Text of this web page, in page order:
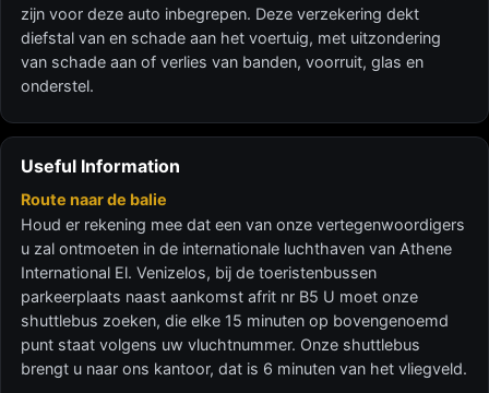
zijn voor deze auto inbegrepen. Deze verzekering dekt
diefstal van en schade aan het voertuig, met uitzondering
van schade aan of verlies van banden, voorruit, glas en
onderstel.
Useful Information
Route naar de balie
Houd er rekening mee dat een van onze vertegenwoordigers
u zal ontmoeten in de internationale luchthaven van Athene
International El. Venizelos, bij de toeristenbussen
parkeerplaats naast aankomst afrit nr B5 U moet onze
shuttlebus zoeken, die elke 15 minuten op bovengenoemd
punt staat volgens uw vluchtnummer. Onze shuttlebus
brengt u naar ons kantoor, dat is 6 minuten van het vliegveld.